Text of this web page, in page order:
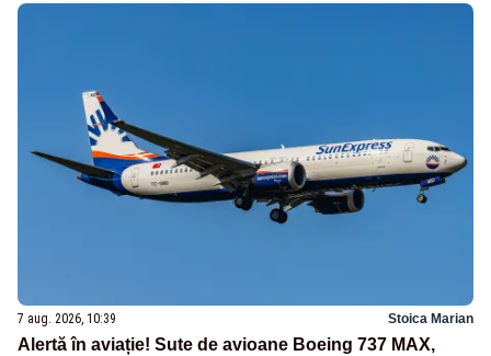
7 aug. 2026, 10:39 Stoica Marian
Alertă în aviație! Sute de avioane Boeing 737 MAX,